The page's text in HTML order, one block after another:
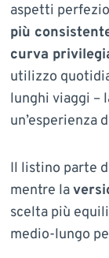
aspetti
più
curva
utilizzo
lunghi viaggi –
un’esperienza
Il listino parte
mentre la
scelta più
medio-lungo